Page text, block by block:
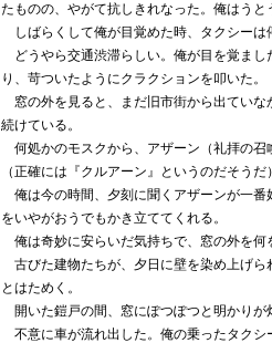
たものの、やがて抗しきれなった。俺はうと
しばらくして俺が目覚めた時、タクシーは
どうやら交通渋滞らしい。俺が目を覚まし
り、苛ついたようにクラクションを叩いた。
窓の外を見ると、まだ旧市街から出ていな
続けている。
何処かのモスクから、アザーン（礼拝の召
（正確には『クルアーン』というのだそう
俺は今の時間、夕刻に聞くアザーンが一番
をいやがおうでもかき立ててくれる。
俺は奇妙に安らいだ気持ちで、窓の外を何
古びた建物たちが、夕日に壁を染め上げら
とはためく。
開いた鎧戸の間、窓にぽつぽつと明かりが
不意に車が流れ出した。俺の乗ったタクシ